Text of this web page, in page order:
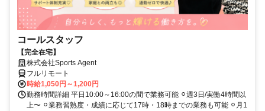
コールスタッフ
【完全在宅】
株式会社Sports Agent
フルリモート
時給1,050円～1,200円
勤務時間詳細 平日10:00～16:00の間で業務可能 ⚪︎週3日/実働4時間以
上〜 ⚪︎業務習熟度・成績に応じて17時・18時までの業務も可能 ⚪︎月1